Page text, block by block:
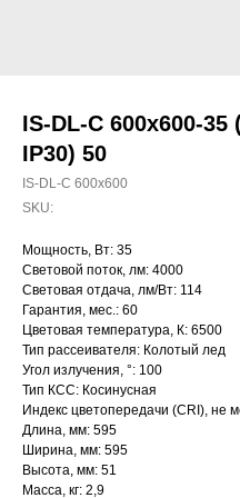
IS-DL-C 600x600-35
IP30) 50
IS-DL-C 600x600
SKU:
Мощность, Вт: 35
Световой поток, лм: 4000
Световая отдача, лм/Вт: 114
Гарантия, мес.: 60
Цветовая температура, К: 6500
Тип рассеивателя: Колотый лед
Угол излучения, °: 100
Тип КСС: Косинусная
Индекс цветопередачи (CRI), не
Длина, мм: 595
Ширина, мм: 595
Высота, мм: 51
Масса, кг: 2,9